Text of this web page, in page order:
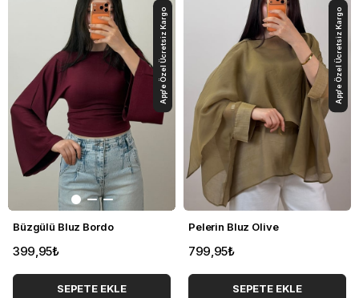
Büzgülü Bluz Bordo
399,95₺
SEPETE EKLE
App'e Özel Ücretsiz Kargo
Pelerin Bluz Olive
799,95₺
SEPETE EKLE
App'e Özel Ücretsiz Kargo